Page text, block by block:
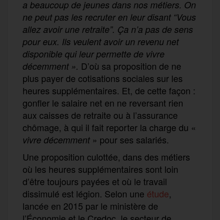
a beaucoup de jeunes dans nos métiers. On
ne peut pas les recruter en leur disant “Vous
allez avoir une retraite”. Ça n’a pas de sens
pour eux. Ils veulent avoir un revenu net
disponible qui leur permette de vivre
décemment ». D’où sa proposition de ne
plus payer de cotisations sociales sur les
heures supplémentaires. Et, de cette façon :
gonfler le salaire net en ne reversant rien
aux caisses de retraite ou à l’assurance
chômage, à qui il fait reporter la charge du «
vivre décemment » pour ses salariés.
Une proposition culottée, dans des métiers
où les heures supplémentaires sont loin
d’être toujours payées et où le travail
dissimulé est légion. Selon une étude,
lancée en 2015 par le ministère de